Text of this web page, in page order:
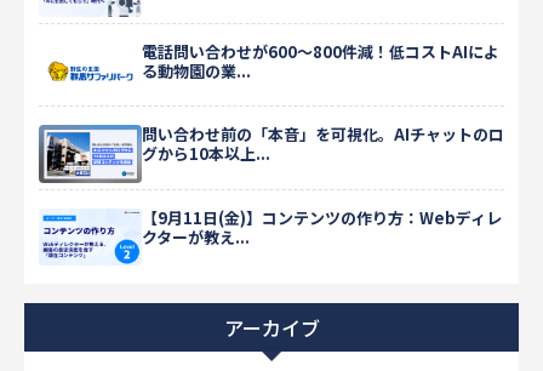
電話問い合わせが600〜800件減！低コストAIによ
る動物園の業...
問い合わせ前の「本音」を可視化。AIチャットのロ
グから10本以上...
【9月11日(金)】コンテンツの作り方：Webディレ
クターが教え...
アーカイブ